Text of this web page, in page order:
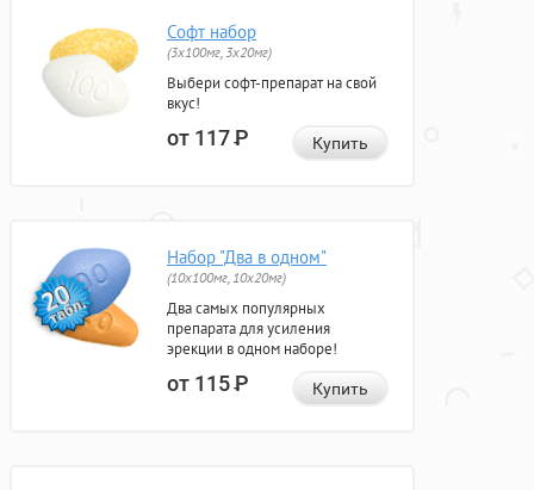
Софт набор
(3x100мг, 3x20мг)
Выбери софт-препарат на свой
вкус!
от 117Р Купить
Набор "Два в одном"
(10x100мг, 10x20мг)
Два самых популярных
препарата для усиления
эрекции в одном наборе!
от 115Р Купить